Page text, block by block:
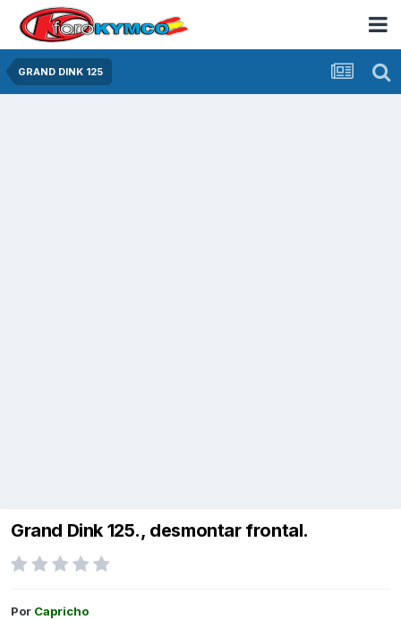
GRAND DINK 125
Grand Dink 125., desmontar frontal.
Por Capricho